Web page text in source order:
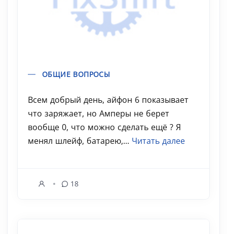
ОБЩИЕ ВОПРОСЫ
Всем добрый день, айфон 6 показывает
что заряжает, но Амперы не берет
вообще 0, что можно сделать ещё ? Я
менял шлейф, батарею,... Читать далее
18